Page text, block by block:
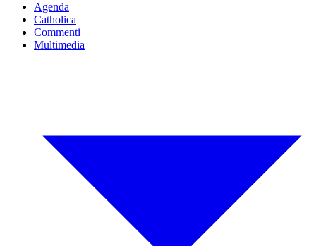
Agenda
Catholica
Commenti
Multimedia